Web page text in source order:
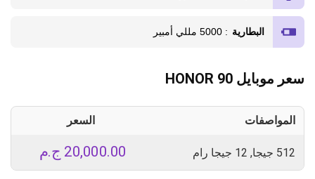
البطارية : 5000 مللي أمبير
سعر موبايل HONOR 90
المواصفات السعر
512 جيجا, 12 جيجا رام ج.م 20,000.00